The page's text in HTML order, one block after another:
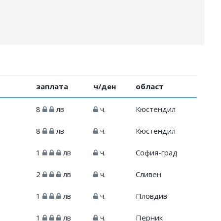
заплата ч/ден област
8 лв ч. Кюстендил
8 лв ч. Кюстендил
1 лв ч. София-град
2 лв ч. Сливен
1 лв ч. Пловдив
1 лв ч. Перник